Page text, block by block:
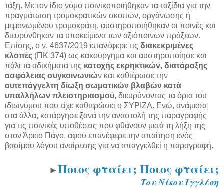
τάξη. Με τον ίδιο νόμο ποινικοποιήθηκαν τα ταξίδια για την
πραγμάτωση τρομοκρατικών σκοπών, οργάνωσης ή
μεμονωμένου τρομοκράτη, αυστηροποιήθηκαν οι ποινές και
διευρύνθηκαν τα υποκείμενα των αξιόποινων πράξεων.
Επίσης, ο ν. 4637/2019 επανέφερε τις διακεκριμένες
κλοπές (ΠΚ 374) ως κακούργημα και αυστηροποίησε και
πάλι τα αδικήματα της κατοχής εκρηκτικών, διατάραξης
ασφάλειας συγκοινωνιών και καθιέρωσε την
αυτεπάγγελτη δίωξη σωματικών βλαβών κατά
υπαλλήλων πλειστηριασμού, διευρύνοντας τα όρια του
ιδιωνύμου που είχε καθιερώσει ο ΣΥΡΙΖΑ. Ενώ, ανάμεσα
στα άλλα, κατάργησε ξανά την αναστολή της παραγραφής
για τις ποινικές υποθέσεις που φθάνουν μετά τη λήξη της
στον Άρειο Πάγο, αφού επανέφερε την απαίτηση ενός
βασίμου λόγου αναίρεσης για να απαγγελθεί η παραγραφή.
►Ποιος φταίει; Ποιος φταίει;
Του Νίκου Ιγγλέση